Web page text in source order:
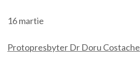
16 martie
Protopresbyter Dr Doru Costache